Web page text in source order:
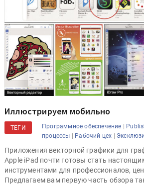
Иллюстрируем мобильно
ТЕГИ Программное обеспечение |
процессы | Рабочий цех |
Приложения векторной графики для
Apple iPad почти готовы стать
инструментами для профессионалов,
Предлагаем вам первую часть обзора